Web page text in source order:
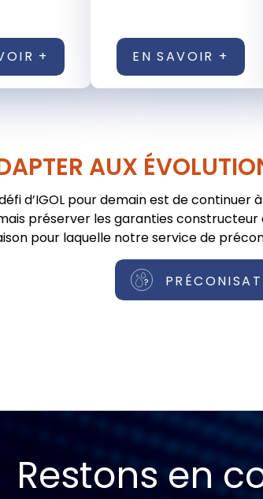
+ EN SAVOIR +
AUX
d’IGOL pour demain est de continuer
préserver les garanties constructeur
pour laquelle notre service de
Restons en